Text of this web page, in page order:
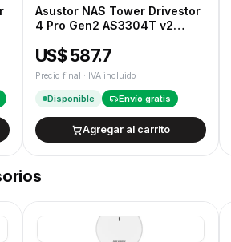
Asustor NAS Tower Drivestor
4 Pro Gen2 AS3304T v2
US$ 587.7
Precio final · IVA incluido
Disponible Envío gratis
Agregar al carrito